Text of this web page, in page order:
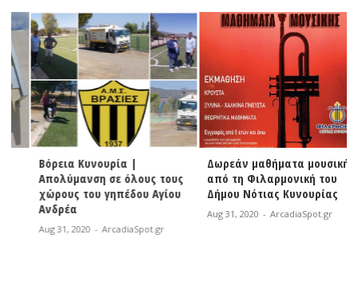
Βόρεια Κυνουρία |
Απολύμανση σε όλους τους
χώρους του γηπέδου Αγίου
Ανδρέα
Aug 31, 2020 - ArcadiaSpot.gr
Δωρεάν μαθήματα μουσικής
από τη Φιλαρμονική του
Δήμου Νότιας Κυνουρίας
Aug 31, 2020 - ArcadiaSpot.gr